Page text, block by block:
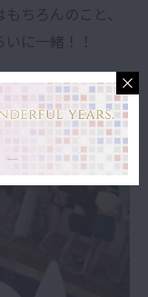
ちろんのこと、
に一緒！！
本当にお世話に